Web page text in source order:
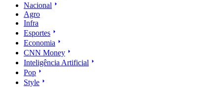
Nacional
Agro
Infra
Esportes
Economia
CNN Money
Inteligência Artificial
Pop
Style